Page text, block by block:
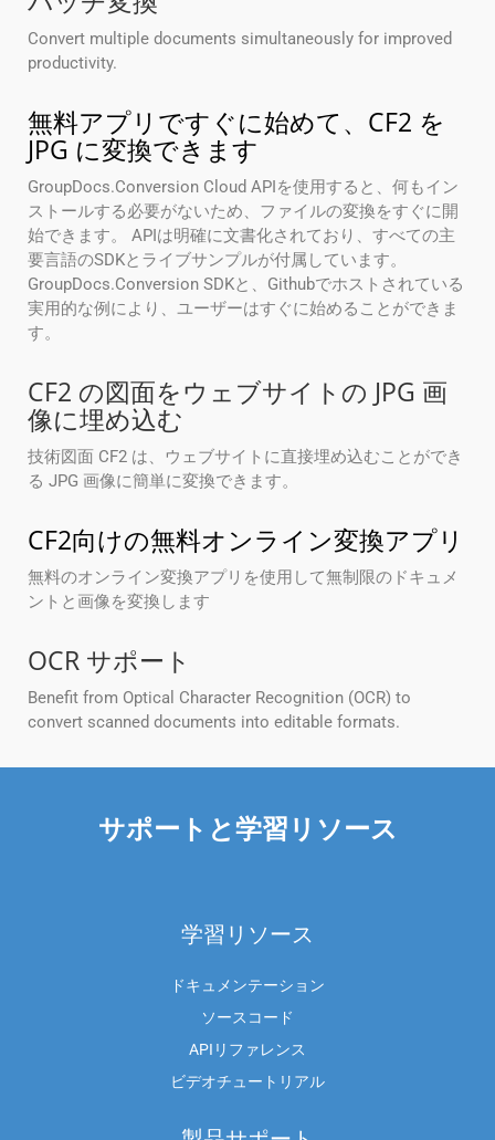
Convert multiple documents simultaneously for improved
productivity.
無料アプリですぐに始めて、CF2 を
JPG に変換できます
GroupDocs.Conversion Cloud APIを使用すると、何もイン
ストールする必要がないため、ファイルの変換をすぐに開
始できます。 APIは明確に文書化されており、すべての主
要言語のSDKとライブサンプルが付属しています。
GroupDocs.Conversion SDKと、Githubでホストされている
実用的な例により、ユーザーはすぐに始めることができま
す。
CF2 の図面をウェブサイトの JPG 画
像に埋め込む
技術図面 CF2 は、ウェブサイトに直接埋め込むことができ
る JPG 画像に簡単に変換できます。
CF2向けの無料オンライン変換アプリ
無料のオンライン変換アプリを使用して無制限のドキュメ
ントと画像を変換します
OCR サポート
Benefit from Optical Character Recognition (OCR) to
convert scanned documents into editable formats.
サポートと学習リソース
学習リソース
ドキュメンテーション
ソースコード
APIリファレンス
ビデオチュートリアル